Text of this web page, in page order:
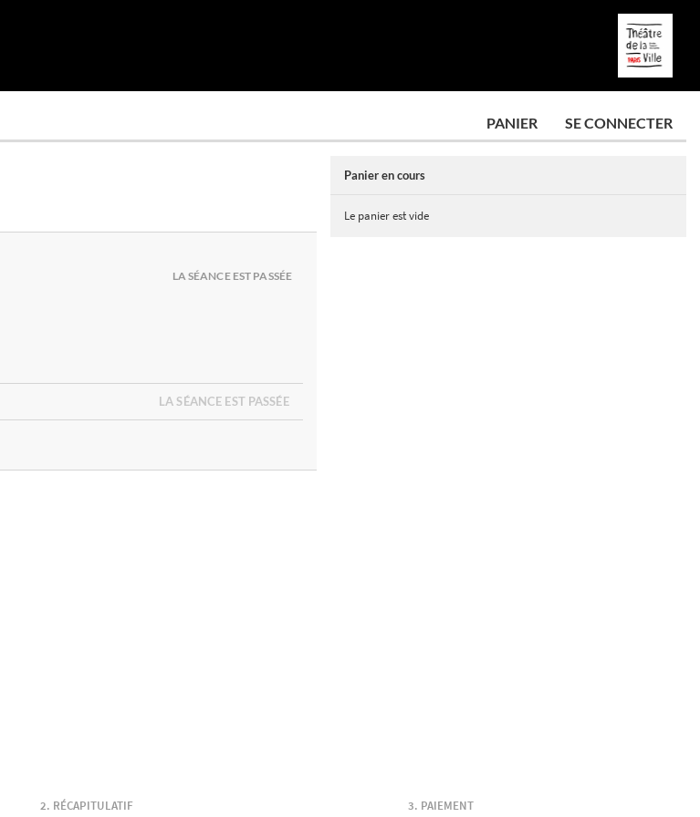
PANIER SE CONNECTER
LA SÉANCE EST PASSÉE
LA SÉANCE EST PASSÉE
Panier en cours
Le panier est vide
RÉCAPITULATIF PAIEMENT